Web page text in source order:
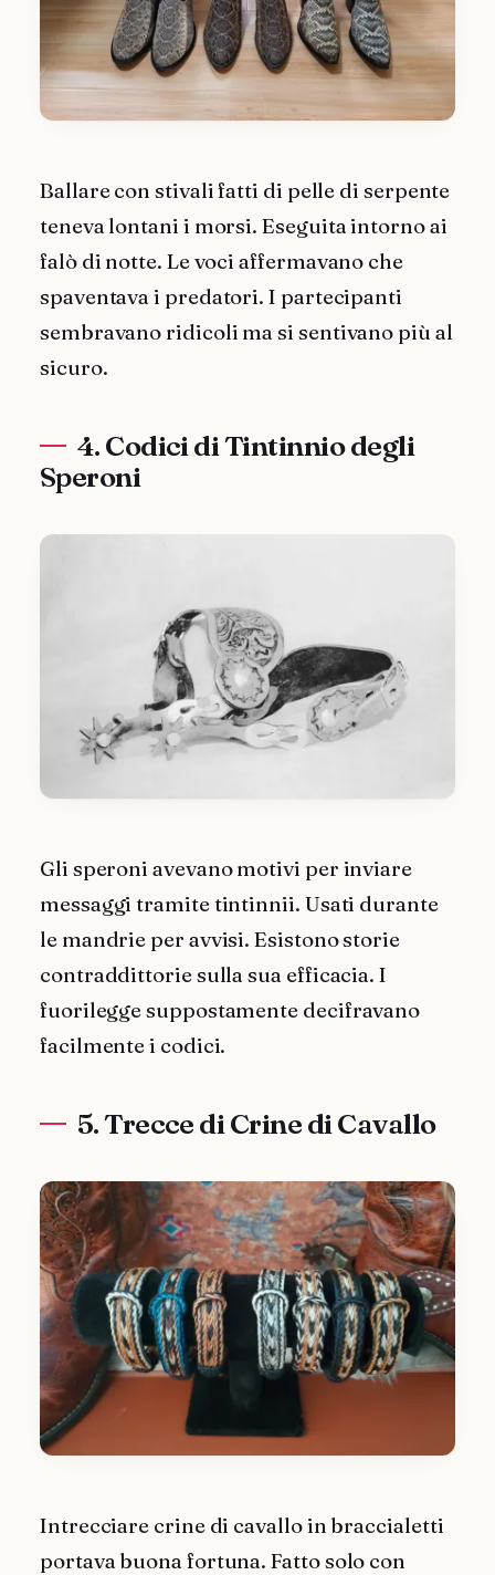
Ballare con stivali fatti di pelle di serpente
teneva lontani i morsi. Eseguita intorno ai
falò di notte. Le voci affermavano che
spaventava i predatori. I partecipanti
sembravano ridicoli ma si sentivano più al
sicuro.
4. Codici di Tintinnio degli
Speroni
Gli speroni avevano motivi per inviare
messaggi tramite tintinnii. Usati durante
le mandrie per avvisi. Esistono storie
contraddittorie sulla sua efficacia. I
fuorilegge suppostamente decifravano
facilmente i codici.
5. Trecce di Crine di Cavallo
Intrecciare crine di cavallo in braccialetti
portava buona fortuna. Fatto solo con